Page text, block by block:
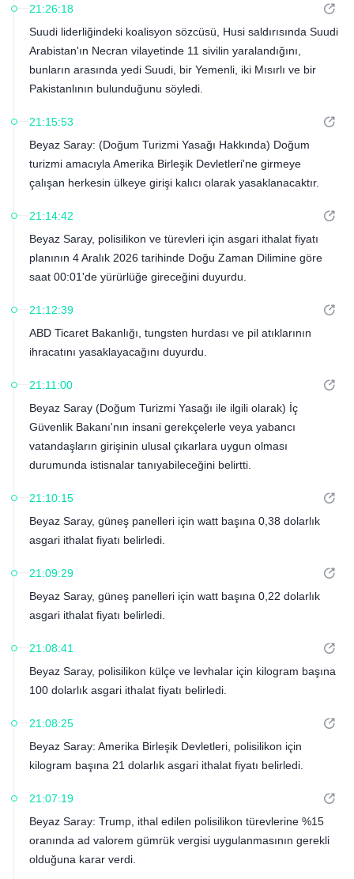
21:26:18
Suudi liderliğindeki koalisyon sözcüsü, Husi saldırısında Suudi
Arabistan'ın Necran vilayetinde 11 sivilin yaralandığını,
bunların arasında yedi Suudi, bir Yemenli, iki Mısırlı ve bir
Pakistanlının bulunduğunu söyledi.
21:15:53
Beyaz Saray: (Doğum Turizmi Yasağı Hakkında) Doğum
turizmi amacıyla Amerika Birleşik Devletleri'ne girmeye
çalışan herkesin ülkeye girişi kalıcı olarak yasaklanacaktır.
21:14:42
Beyaz Saray, polisilikon ve türevleri için asgari ithalat fiyatı
planının 4 Aralık 2026 tarihinde Doğu Zaman Dilimine göre
saat 00:01'de yürürlüğe gireceğini duyurdu.
21:12:39
ABD Ticaret Bakanlığı, tungsten hurdası ve pil atıklarının
ihracatını yasaklayacağını duyurdu.
21:11:00
Beyaz Saray (Doğum Turizmi Yasağı ile ilgili olarak) İç
Güvenlik Bakanı'nın insani gerekçelerle veya yabancı
vatandaşların girişinin ulusal çıkarlara uygun olması
durumunda istisnalar tanıyabileceğini belirtti.
21:10:15
Beyaz Saray, güneş panelleri için watt başına 0,38 dolarlık
asgari ithalat fiyatı belirledi.
21:09:29
Beyaz Saray, güneş panelleri için watt başına 0,22 dolarlık
asgari ithalat fiyatı belirledi.
21:08:41
Beyaz Saray, polisilikon külçe ve levhalar için kilogram başına
100 dolarlık asgari ithalat fiyatı belirledi.
21:08:25
Beyaz Saray: Amerika Birleşik Devletleri, polisilikon için
kilogram başına 21 dolarlık asgari ithalat fiyatı belirledi.
21:07:19
Beyaz Saray: Trump, ithal edilen polisilikon türevlerine %15
oranında ad valorem gümrük vergisi uygulanmasının gerekli
olduğuna karar verdi.